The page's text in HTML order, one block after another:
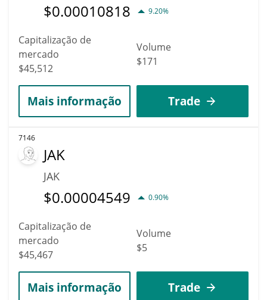
$0.00010818 9.20%
Capitalização de
mercado
$45,512
Volume
$171
Mais informação Trade
7146
JAK
JAK
$0.00004549 0.90%
Capitalização de
mercado
$45,467
Volume
$5
Mais informação Trade